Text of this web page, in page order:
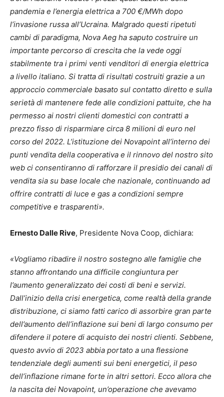
pandemia e l’energia elettrica a 700 €/MWh dopo
l’invasione russa all’Ucraina. Malgrado questi ripetuti
cambi di paradigma, Nova Aeg ha saputo costruire un
importante percorso di crescita che la vede oggi
stabilmente tra i primi venti venditori di energia elettrica
a livello italiano. Si tratta di risultati costruiti grazie a un
approccio commerciale basato sul contatto diretto e sulla
serietà di mantenere fede alle condizioni pattuite, che ha
permesso ai nostri clienti domestici con contratti a
prezzo fisso di risparmiare circa 8 milioni di euro nel
corso del 2022. L’istituzione dei Novapoint all’interno dei
punti vendita della cooperativa e il rinnovo del nostro sito
web ci consentiranno di rafforzare il presidio dei canali di
vendita sia su base locale che nazionale, continuando ad
offrire contratti di luce e gas a condizioni sempre
competitive e trasparenti».
Ernesto Dalle Rive, Presidente Nova Coop, dichiara:
«Vogliamo ribadire il nostro sostegno alle famiglie che
stanno affrontando una difficile congiuntura per
l’aumento generalizzato dei costi di beni e servizi.
Dall’inizio della crisi energetica, come realtà della grande
distribuzione, ci siamo fatti carico di assorbire gran parte
dell’aumento dell’inflazione sui beni di largo consumo per
difendere il potere di acquisto dei nostri clienti. Sebbene,
questo avvio di 2023 abbia portato a una flessione
tendenziale degli aumenti sui beni energetici, il peso
dell’inflazione rimane forte in altri settori. Ecco allora che
la nascita dei Novapoint, un’operazione che avevamo